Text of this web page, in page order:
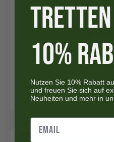
Franciacorta Brut
CHF22.90
10%
Nutzen Sie 10% Rabatt
und freuen Sie sich auf
Neuheiten und mehr in